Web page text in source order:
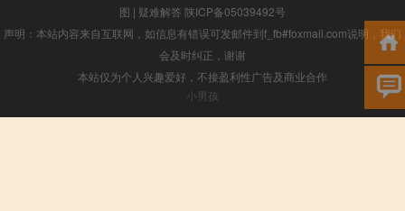
图 | 疑难解答 陕ICP备05039492号
声明：本站内容来自互联网，如信息有错误可发邮件到f_fb#foxmail.com说明，我们
会及时纠正，谢谢
本站仅为个人兴趣爱好，不接盈利性广告及商业合作
小男孩